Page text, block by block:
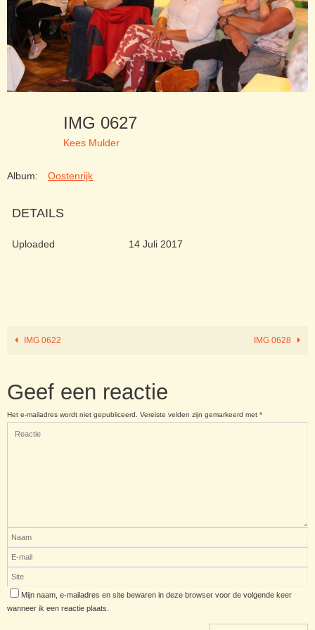
IMG 0627
Kees Mulder
Album: Oostenrijk
DETAILS
Uploaded 14 Juli 2017
IMG 0622 IMG 0628
Geef een reactie
Het e-mailadres wordt niet gepubliceerd. Vereiste velden zijn gemarkeerd met *
Mijn naam, e-mailadres en site bewaren in deze browser voor de volgende keer
wanneer ik een reactie plaats.